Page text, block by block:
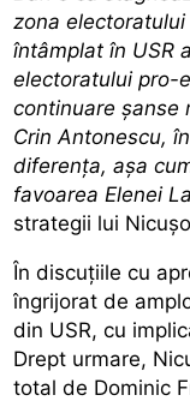
zona
întâmplat în USR
electoratului pro-
continuare șanse
Crin Antonescu,
diferența, așa
favoarea Elenei
strategii lui
În discuțiile cu
îngrijorat de
din USR, cu
Drept urmare,
total de Dominic